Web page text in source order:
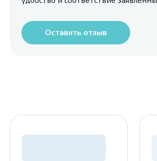
Оставить отзыв